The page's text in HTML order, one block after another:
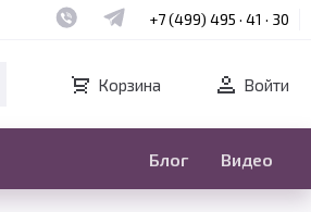
Наш whatsapp
Наш telegram
+7 (499) 495 · 41 · 30
Корзина Войти
Блог Видео